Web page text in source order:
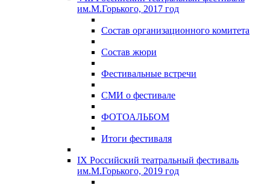
им.М.Горького, 2017 год
Состав организационного комитета
Состав жюри
Фестивальные встречи
СМИ о фестивале
ФОТОАЛЬБОМ
Итоги фестиваля
IX Российский театральный фестиваль
им.М.Горького, 2019 год